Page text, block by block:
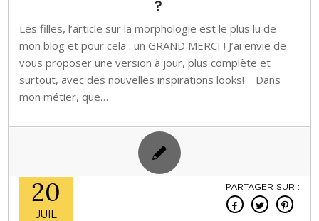
?
Les filles, l’article sur la morphologie est le plus lu de
mon blog et pour cela : un GRAND MERCI ! J’ai envie de
vous proposer une version à jour, plus complète et
surtout, avec des nouvelles inspirations looks! Dans
mon métier, que…
20
JUIL
PARTAGER SUR :